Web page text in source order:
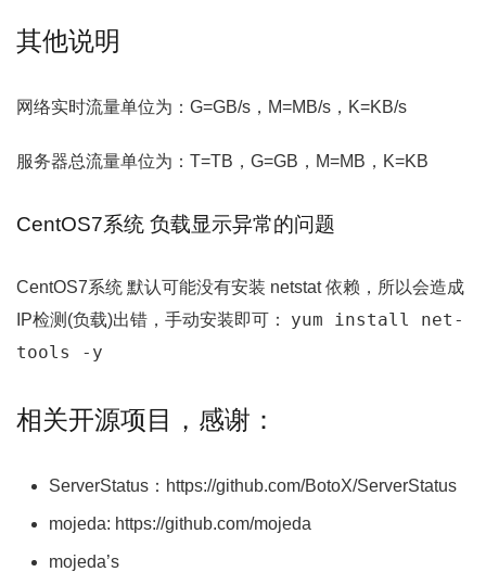
其他说明
网络实时流量单位为：G=GB/s，M=MB/s，K=KB/s
服务器总流量单位为：T=TB，G=GB，M=MB，K=KB
CentOS7系统 负载显示异常的问题
CentOS7系统 默认可能没有安装 netstat 依赖，所以会造成
IP检测(负载)出错，手动安装即可： yum install net-
tools -y
相关开源项目，感谢：
ServerStatus：https://github.com/BotoX/ServerStatus
mojeda: https://github.com/mojeda
mojeda’s